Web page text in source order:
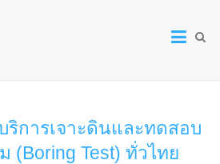
ริการเจาะดินและทดสอบ
(Boring Test) ทั่วไทย